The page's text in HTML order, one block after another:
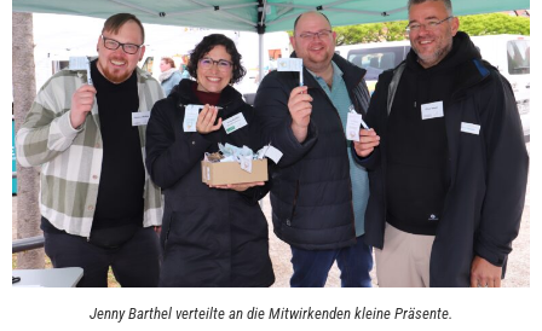
Jenny Barthel verteilte an die Mitwirkenden kleine Präsente.